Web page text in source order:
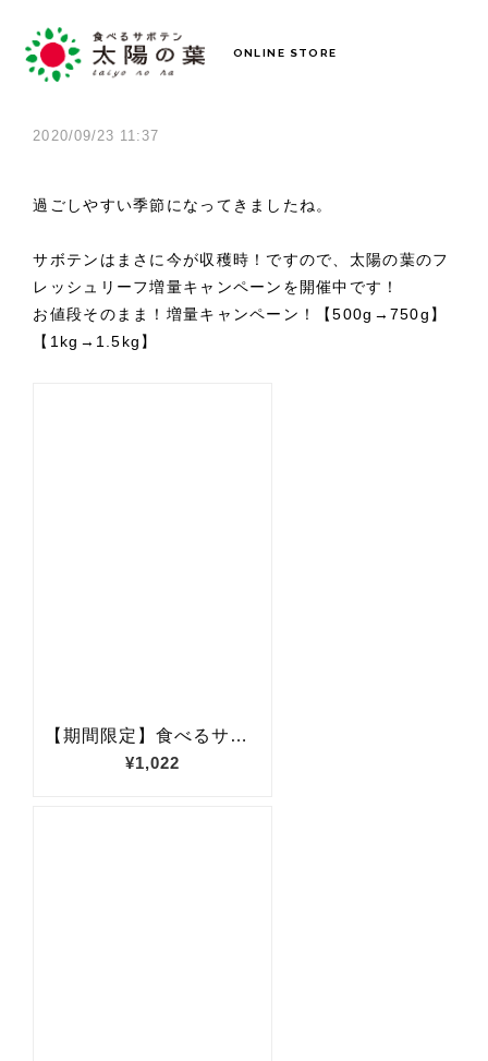
ONLINE STORE
2020/09/23 11:37
過ごしやすい季節になってきましたね。
サボテンはまさに今が収穫時！ですので、太陽の葉のフ
レッシュリーフ増量キャンペーンを開催中です！
お値段そのまま！増量キャンペーン！【500g→750g】
【1kg→1.5kg】